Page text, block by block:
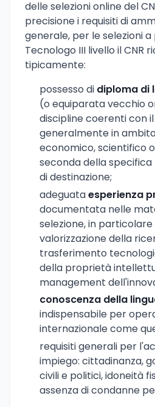
delle selezioni online del
precisione i requisiti di
generale, per le selezioni
Tecnologo III livello il CNR
tipicamente:
possesso di diploma di
(o equiparata vecchio
discipline coerenti con
generalmente in
economico, scientifico
seconda della specifica
di destinazione;
adeguataesperienza
documentata nelle
selezione, in
valorizzazione della
trasferimento
della proprietà
management
conoscenza della
indispensabile per
internazionale come
requisiti generali per
impiego: cittadinanza,
civili e politici, idoneità
assenza di condanne